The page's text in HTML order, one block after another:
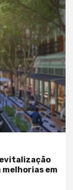
melhorias em